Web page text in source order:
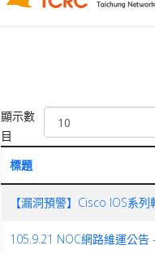
顯示數
目
標題
【漏洞預警】Cisco IOS系
105.9.21 NOC網路維運公告